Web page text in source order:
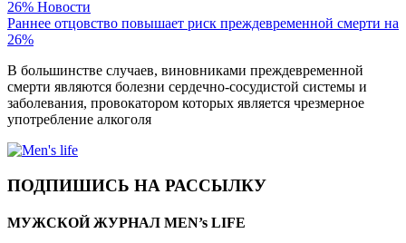
26% Новости
Раннее отцовство повышает риск преждевременной смерти на
26%
В большинстве случаев, виновниками преждевременной
смерти являются болезни сердечно-сосудистой системы и
заболевания, провокатором которых является чрезмерное
употребление алкоголя
ПОДПИШИСЬ НА РАССЫЛКУ
МУЖСКОЙ ЖУРНАЛ MEN’s LIFE